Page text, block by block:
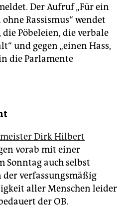
Der Aufruf „Für ein
Rassismus“ wendet
die Pöbeleien, die verbale
und gegen „einen Hass,
die Parlamente
Dirk Hilbert
vorab mit einer
Sonntag auch selbst
der verfassungsmäßig
aller Menschen leider
der OB.